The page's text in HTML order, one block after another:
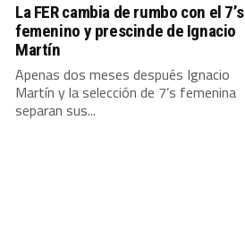
La FER cambia de rumbo con el 7’s
femenino y prescinde de Ignacio
Martín
Apenas dos meses después Ignacio
Martín y la selección de 7’s femenina
separan sus...